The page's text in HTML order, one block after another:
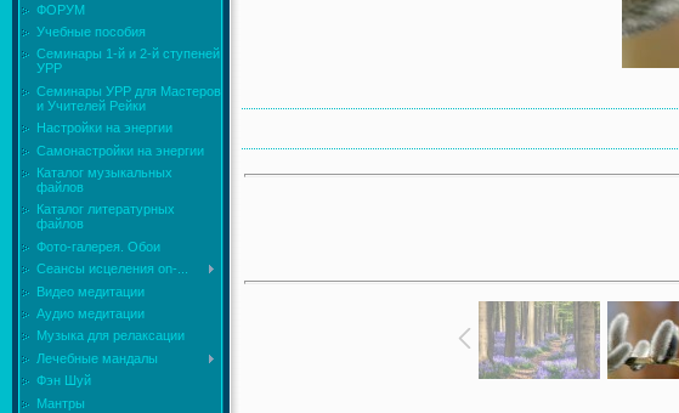
ФОРУМ
Учебные пособия
Семинары 1-й и 2-й ступеней
УРР
Семинары УРР для Мастеров
и Учителей Рейки
Настройки на энергии
Самонастройки на энергии
Каталог музыкальных
файлов
Каталог литературных
файлов
Фото-галерея. Обои
Сеансы исцеления on-...
Видео медитации
Аудио медитации
Музыка для релаксации
Лечебные мандалы
Фэн Шуй
Мантры